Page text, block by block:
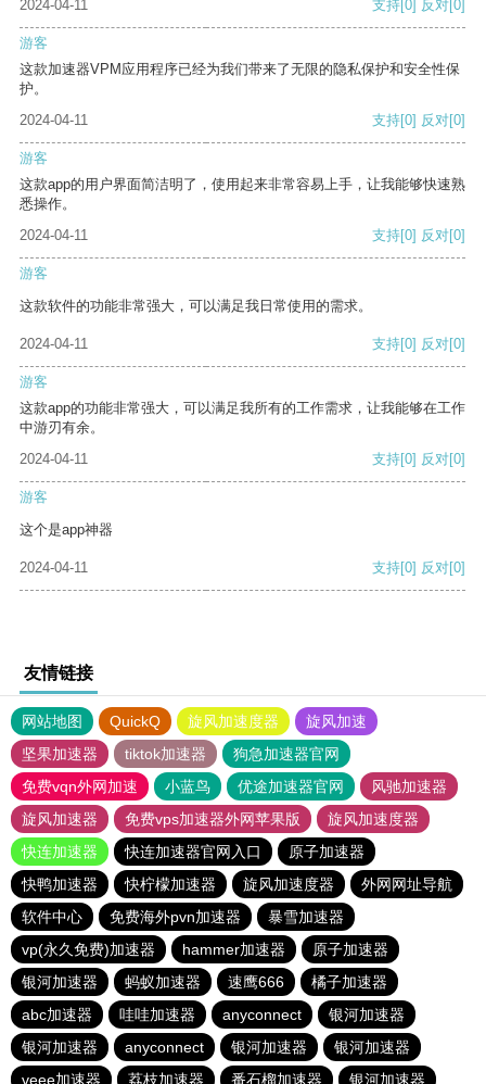
2024-04-11 支持[0] 反对[0]
游客
这款加速器VPM应用程序已经为我们带来了无限的隐私保护和安全性保
护。
2024-04-11
支持[0] 反对[0]
游客
这款app的用户界面简洁明了，使用起来非常容易上手，让我能够快速熟
悉操作。
2024-04-11
支持[0] 反对[0]
游客
这款软件的功能非常强大，可以满足我日常使用的需求。
2024-04-11 支持[0] 反对[0]
游客
这款app的功能非常强大，可以满足我所有的工作需求，让我能够在工作
中游刃有余。
2024-04-11
支持[0] 反对[0]
游客
这个是app神器
2024-04-11 支持[0] 反对[0]
友情链接
网站地图 QuickQ 旋风加速度器
旋风加速
坚果加速器
tiktok加速器
狗急加速器官网
免费vqn外网加速
小蓝鸟 优途加速器官网
风驰加速器
旋风加速器
免费vps加速器外网苹果版
旋风加速度器
快连加速器
快连加速器官网入口
原子加速器
快鸭加速器
快柠檬加速器 旋风加速度器
外网网址导航
软件中心
免费海外pvn加速器
暴雪加速器
vp(永久免费)加速器
hammer加速器
原子加速器
银河加速器
蚂蚁加速器 速鹰666
橘子加速器
abc加速器
哇哇加速器 anyconnect
银河加速器
银河加速器
anyconnect 银河加速器
银河加速器
veee加速器
荔枝加速器 番石榴加速器 银河加速器